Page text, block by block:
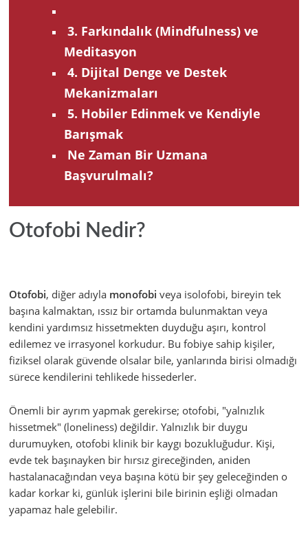
3. Farkındalık (Mindfulness) ve
Meditasyon
4. Dijital Denge ve Destek
Mekanizmaları
5. Hobiler Edinmek ve Kendiyle
Barışmak
Ne Zaman Bir Uzmana
Başvurulmalı?
Otofobi Nedir?
Otofobi, diğer adıyla monofobi veya isolofobi, bireyin tek
başına kalmaktan, ıssız bir ortamda bulunmaktan veya
kendini yardımsız hissetmekten duyduğu aşırı, kontrol
edilemez ve irrasyonel korkudur. Bu fobiye sahip kişiler,
fiziksel olarak güvende olsalar bile, yanlarında birisi olmadığı
sürece kendilerini tehlikede hissederler.
Önemli bir ayrım yapmak gerekirse; otofobi, "yalnızlık
hissetmek" (loneliness) değildir. Yalnızlık bir duygu
durumuyken, otofobi klinik bir kaygı bozukluğudur. Kişi,
evde tek başınayken bir hırsız gireceğinden, aniden
hastalanacağından veya başına kötü bir şey geleceğinden o
kadar korkar ki, günlük işlerini bile birinin eşliği olmadan
yapamaz hale gelebilir.